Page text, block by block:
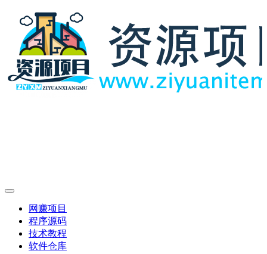
网赚项目
程序源码
技术教程
软件仓库